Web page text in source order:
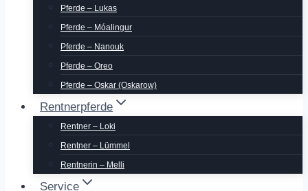
Pferde – Lukas
Pferde – Móalingur
Pferde – Nanouk
Pferde – Oreo
Pferde – Oskar (Oskarow)
Rentnerpferde
Rentner – Loki
Rentner – Lümmel
Rentnerin – Melli
Service